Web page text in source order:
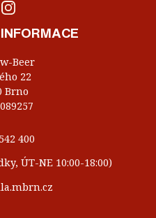
Beer
22
Brno
400
ÚT-NE 10:00-18:00)